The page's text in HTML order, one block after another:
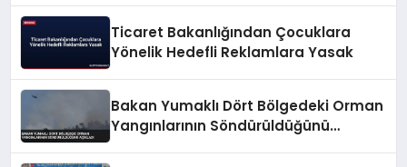
Ticaret Bakanlığından Çocuklara
Yönelik Hedefli Reklamlara Yasak
Bakan Yumaklı Dört Bölgedeki Orman
Yangınlarının Söndürüldüğünü